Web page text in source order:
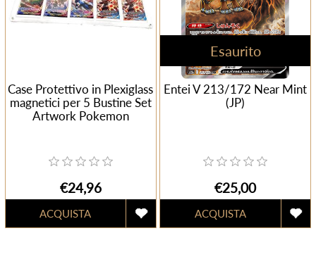
Case Protettivo in Plexiglass
magnetici per 5 Bustine Set
Artwork Pokemon
€24,96
Esaurito
Entei V 213/172 Near Mint
(JP)
€25,00